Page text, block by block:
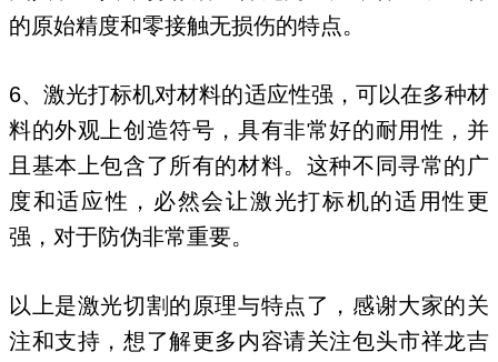
的原始精度和零接触无损伤的特点。
6、激光打标机对材料的适应性强，可以在多种材
料的外观上创造符号，具有非常好的耐用性，并
且基本上包含了所有的材料。这种不同寻常的广
度和适应性，必然会让激光打标机的适用性更
强，对于防伪非常重要。
以上是激光切割的原理与特点了，感谢大家的关
注和支持，想了解更多内容请关注包头市祥龙吉